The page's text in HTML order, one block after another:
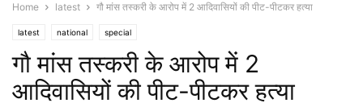
Home latest गौ मांस तस्करी के आरोप में 2 आदिवासियों की पीट-पीटकर हत्या
latest national special
गौ मांस तस्करी के आरोप में 2
आदिवासियों की पीट-पीटकर हत्या